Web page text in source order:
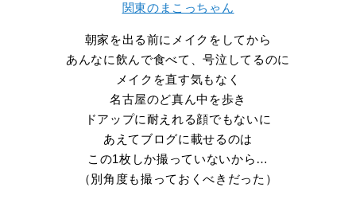
関東のまこっちゃん
朝家を出る前にメイクをしてから
あんなに飲んで食べて、号泣してるのに
メイクを直す気もなく
名古屋のど真ん中を歩き
ドアップに耐えれる顔でもないに
あえてブログに載せるのは
この1枚しか撮っていないから…
（別角度も撮っておくべきだった）